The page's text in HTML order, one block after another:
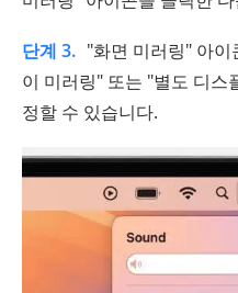
단계 3. "화면 미러링" 아
이 미러링" 또는 "별도 디스
정할 수 있습니다.